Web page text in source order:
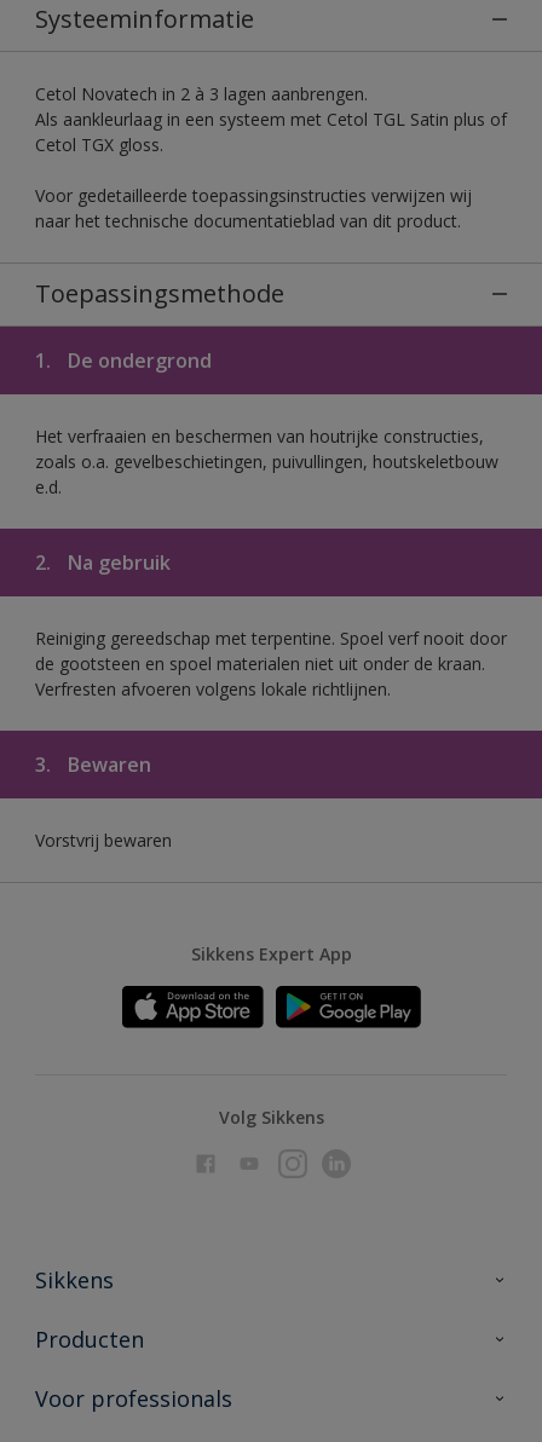
Systeeminformatie
Cetol Novatech in 2 à 3 lagen aanbrengen.
Als aankleurlaag in een systeem met Cetol TGL Satin plus of
Cetol TGX gloss.
Voor gedetailleerde toepassingsinstructies verwijzen wij
naar het technische documentatieblad van dit product.
Toepassingsmethode
1. De ondergrond
Het verfraaien en beschermen van houtrijke constructies,
zoals o.a. gevelbeschietingen, puivullingen, houtskeletbouw
e.d.
2. Na gebruik
Reiniging gereedschap met terpentine. Spoel verf nooit door
de gootsteen en spoel materialen niet uit onder de kraan.
Verfresten afvoeren volgens lokale richtlijnen.
3. Bewaren
Vorstvrij bewaren
Sikkens Expert App
Volg Sikkens
Sikkens
Over Sikkens
Duurzaamheid
Producten
Producten voor binnen
Voor professionals